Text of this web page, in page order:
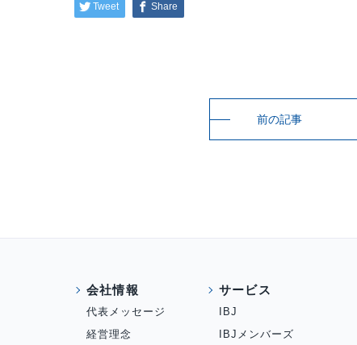
Tweet Share
前の記事
会社情報
代表メッセージ
経営理念
サービス
IBJ
IBJメンバーズ